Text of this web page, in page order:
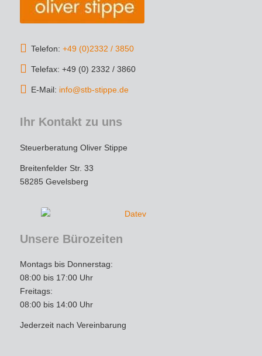
Die Kommunikation war schnell und
unkompliziert, und die Steuererklärung wurde
Dank der strategischen Tipps konnte ich
Expertenwissen!
goldrichtig. Vielen Dank für die tolle
Unterstützung – ich werde auf jeden Fall
Kanzlei uneingeschränkt weiter!
Telefon: +49 (0)2332 / 3850
Telefax: +49 (0) 2332 / 3860
E-Mail: info@stb-stippe.de
Ihr Kontakt zu uns
Steuerberatung Oliver Stippe
Breitenfelder Str. 33
58285 Gevelsberg
Unsere Bürozeiten
Montags bis Donnerstag:
08:00 bis 17:00 Uhr
Freitags:
08:00 bis 14:00 Uhr
Jederzeit nach Vereinbarung